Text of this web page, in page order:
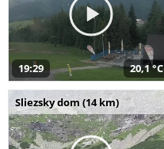
19:29 20,1 °C
Sliezsky dom (14 km)